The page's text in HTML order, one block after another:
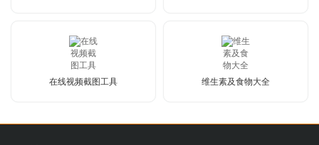
在线视频截图工具 维生素及食物大全